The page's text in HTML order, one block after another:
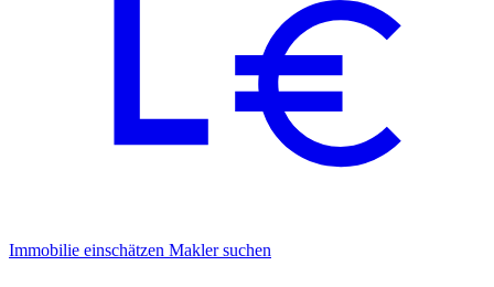
Immobilie einschätzen Makler suchen